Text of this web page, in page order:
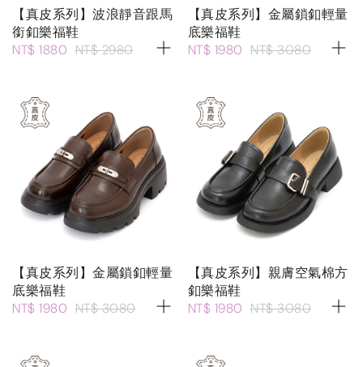
【真皮系列】波浪靜音跟馬
銜釦樂福鞋
NT$ 1880 NT$ 2980
【真皮系列】金屬鎖釦輕量
底樂福鞋
NT$ 1980 NT$ 3080
【真皮系列】金屬鎖釦輕量
底樂福鞋
NT$ 1980 NT$ 3080
【真皮系列】親膚空氣棉方
釦樂福鞋
NT$ 1980 NT$ 3080